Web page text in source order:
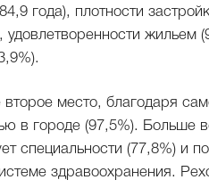
года), плотности
жильем
второе место, благодаря
в городе (97,5%). Больше
специальности (77,8%) и
здравоохранения.